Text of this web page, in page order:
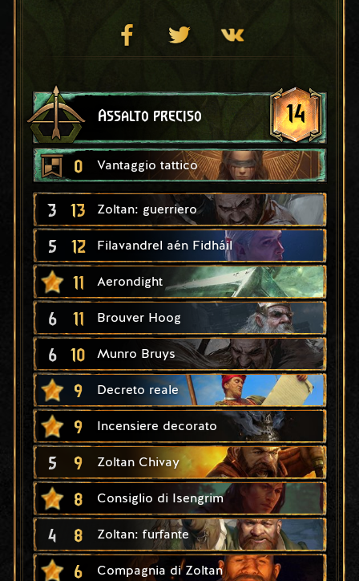
Assalto preciso 14
0 Vantaggio tattico
3 13 Zoltan: guerriero
5 12 Filavandrel aén Fidháil
11 Aerondight
6 11 Brouver Hoog
6 10 Munro Bruys
9 Decreto reale
9 Incensiere decorato
5 9 Zoltan Chivay
8 Consiglio di Isengrim
4 8 Zoltan: furfante
6 Compagnia di Zoltan